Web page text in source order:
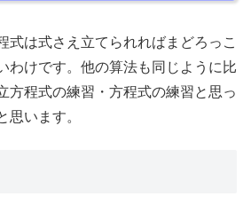
式は式さえ立てられればまどろっこ
わけです。他の算法も同じように比
方程式の練習・方程式の練習と思っ
います。